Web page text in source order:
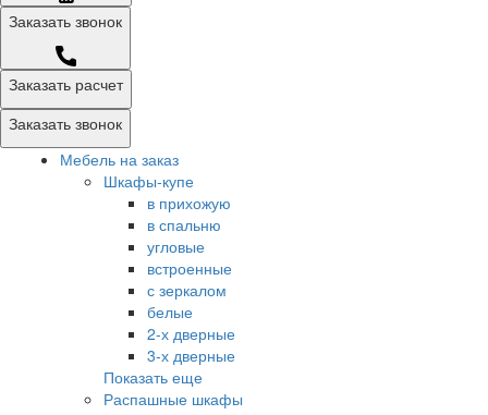
Заказать звонок
Заказать расчет
Заказать звонок
Мебель на заказ
Шкафы-купе
в прихожую
в спальню
угловые
встроенные
с зеркалом
белые
2-х дверные
3-х дверные
Показать еще
Распашные шкафы